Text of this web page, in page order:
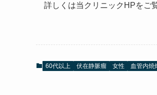
詳しくは当クリニックHPをご
60代以上 伏在静脈瘤 女性 血管内焼